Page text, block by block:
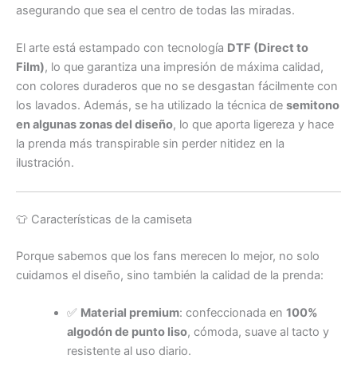
asegurando que sea el centro de todas las miradas.
El arte está estampado con tecnología DTF (Direct to
Film), lo que garantiza una impresión de máxima calidad,
con colores duraderos que no se desgastan fácilmente con
los lavados. Además, se ha utilizado la técnica de semitono
en algunas zonas del diseño, lo que aporta ligereza y hace
la prenda más transpirable sin perder nitidez en la
ilustración.
👕 Características de la camiseta
Porque sabemos que los fans merecen lo mejor, no solo
cuidamos el diseño, sino también la calidad de la prenda:
✅ Material premium: confeccionada en 100%
algodón de punto liso, cómoda, suave al tacto y
resistente al uso diario.